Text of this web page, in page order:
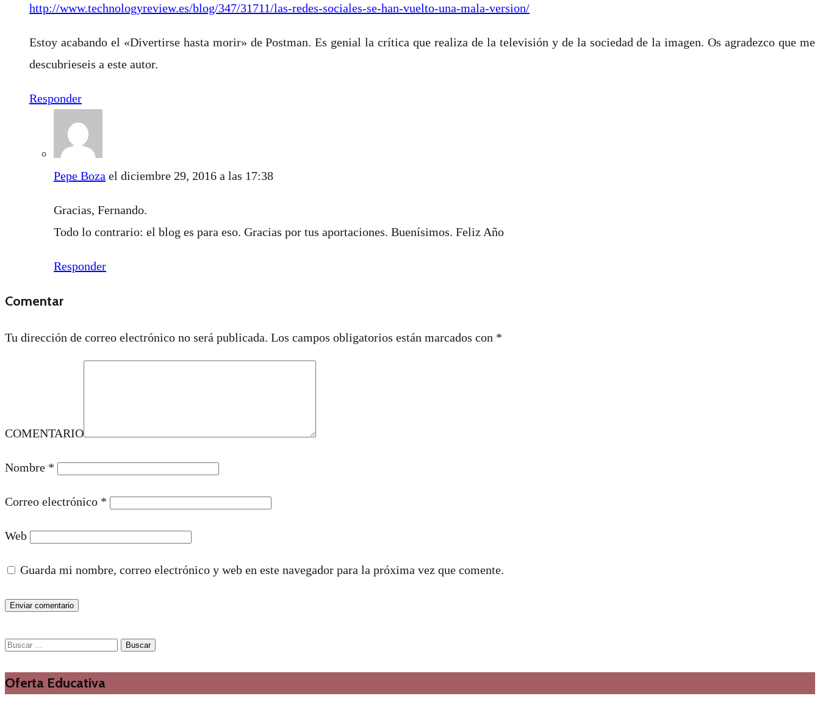
http://www.technologyreview.es/blog/347/31711/las-redes-sociales-se-han-vuelto-una-mala-version/
Estoy acabando el «Divertirse hasta morir» de Postman. Es genial la crítica que realiza de la televisión y de la sociedad de la imagen. Os agradezco que me
descubrieseis a este autor.
Responder
Pepe Boza el diciembre 29, 2016 a las 17:38
Gracias, Fernando.
Todo lo contrario: el blog es para eso. Gracias por tus aportaciones. Buenísimos. Feliz Año
Responder
Comentar
Tu dirección de correo electrónico no será publicada. Los campos obligatorios están marcados con *
COMENTARIO
Nombre *
Correo electrónico *
Web
Guarda mi nombre, correo electrónico y web en este navegador para la próxima vez que comente.
Buscar:
Oferta Educativa